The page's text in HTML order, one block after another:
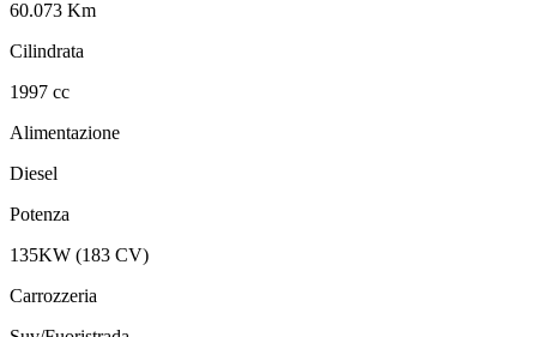
60.073 Km
Cilindrata
1997 cc
Alimentazione
Diesel
Potenza
135KW (183 CV)
Carrozzeria